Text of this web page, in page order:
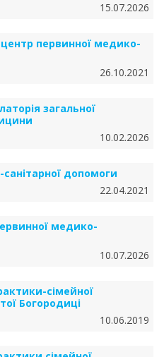
15.07.2026
первинної медико-
26.10.2021
загальної
10.02.2026
допомоги
22.04.2021
медико-
10.07.2026
сімейної
Богородиці
10.06.2019